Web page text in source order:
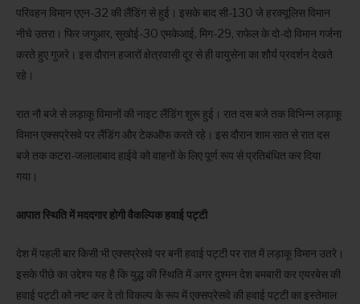
परिवहन विमान एएन-32 की लैंडिंग से हुई। इसके बाद सी-130 जे हरक्यूलिस विमान
नीचे उतरा। फिर जगुआर, सुखोई-30 एमकेआई, मिग-29, राफेल के दो-दो विमान गर्जना
करते हुए गुजरे। इस दौरान हजारों क्षेत्रवासी दूर से ही वायुसेना का शौर्य प्रदर्शन देखते
रहे।
रात नौ बजे से लड़ाकू विमानों की नाइट लैंडिंग शुरू हुई। रात दस बजे तक विभिन्न लड़ाकू
विमान एक्सप्रेसवे पर लैंडिंग और टेकऑफ करते रहे। इस दौरान शाम सात से रात दस
बजे तक कटरा-जलालाबाद हाईवे को वाहनों के लिए पूर्ण रूप से प्रतिबंधित कर दिया
गया।
आपात स्थिति में मददगार होगी वैकल्पिक हवाई पट्टी
देश में पहली बार किसी भी एक्सप्रेसवे पर बनी हवाई पट्टी पर रात में लड़ाकू विमान उतरे।
इसके पीछे का उद्देश्य यह है कि युद्ध की स्थिति में अगर दुश्मन देश बमबारी कर एयरबेस की
हवाई पट्टी को नष्ट कर दे तो विकल्प के रूप में एक्सप्रेसवे की हवाई पट्टी का इस्तेमाल